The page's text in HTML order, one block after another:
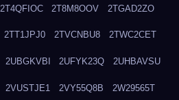
2T4QFIOC 2T8M8OOV 2TGAD2ZO
2TT1JPJ0 2TVCNBU8 2TWC2CET
2UBGKVBI 2UFYK23Q 2UHBAVSU
2VUSTJE1 2VY55Q8B 2W29565T